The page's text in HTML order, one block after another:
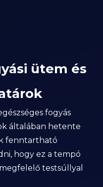
ütem és
fogyás
általában hetente
fenntartható
hogy ez a tempó
testsúllyal